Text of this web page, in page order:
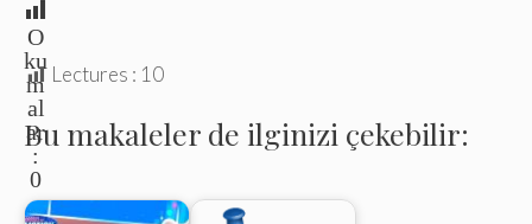
O
ku
m
al
ar
:
0
Lectures : 10
Bu makaleler de ilginizi çekebilir: